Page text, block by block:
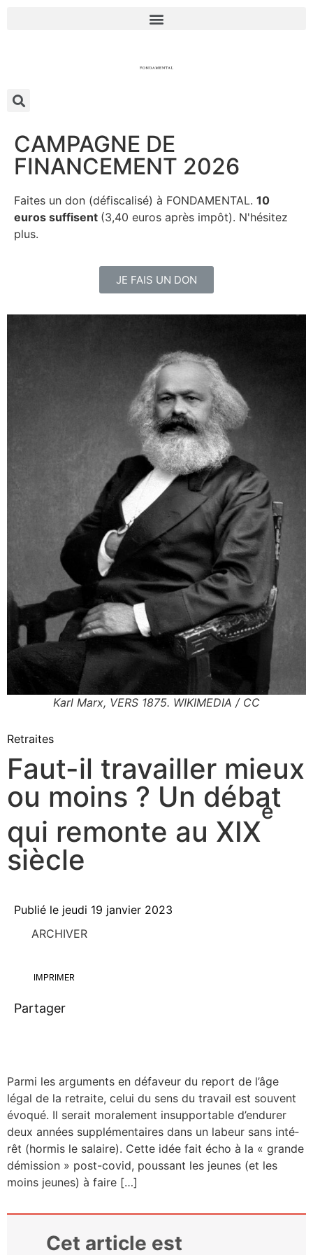
CAMPAGNE DE
FINANCEMENT 2026
Faites un don (défiscalisé) à FONDAMENTAL. 10
euros suffisent (3,40 euros après impôt). N'hésitez
plus.
JE FAIS UN DON
Karl Marx, VERS 1875. WIKIMEDIA / CC
Retraites
Faut-il travailler mieux
ou moins ? Un débat
qui remonte au XIX
e
siècle
Publié le jeudi 19 janvier 2023
ARCHIVER
IMPRIMER
Partager
Par­mi les argu­ments en défa­veur du report de l’âge
légal de la retraite, celui du sens du tra­vail est sou­vent
évo­qué. Il serait mora­le­ment insup­por­table d’endurer
deux années sup­plé­men­taires dans un labeur sans inté­
rêt (hor­mis le salaire). Cette idée fait écho à la « grande
démis­sion » post-covid, pous­sant les jeunes (et les
moins jeunes) à faire […]
Cet article est